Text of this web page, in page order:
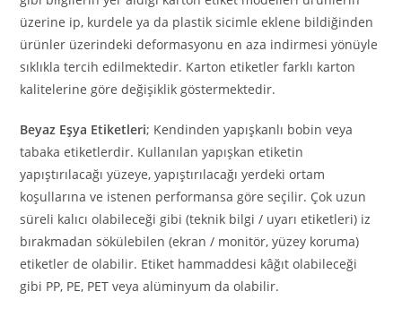
üzerine ip, kurdele ya da plastik sicimle eklene bildiğinden
ürünler üzerindeki deformasyonu en aza indirmesi yönüyle
sıklıkla tercih edilmektedir. Karton etiketler farklı karton
kalitelerine göre değişiklik göstermektedir.
Beyaz Eşya Etiketleri; Kendinden yapışkanlı bobin veya
tabaka etiketlerdir. Kullanılan yapışkan etiketin
yapıştırılacağı yüzeye, yapıştırılacağı yerdeki ortam
koşullarına ve istenen performansa göre seçilir. Çok uzun
süreli kalıcı olabileceği gibi (teknik bilgi / uyarı etiketleri) iz
bırakmadan sökülebilen (ekran / monitör, yüzey koruma)
etiketler de olabilir. Etiket hammaddesi kâğıt olabileceği
gibi PP, PE, PET veya alüminyum da olabilir.